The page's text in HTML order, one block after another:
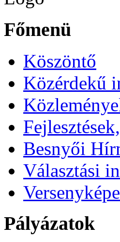
Főmenü
Köszöntő
Közérdekű
Besnyői
Választási
Pályázatok